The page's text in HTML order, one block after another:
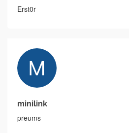
Erst0r
minilink
preums